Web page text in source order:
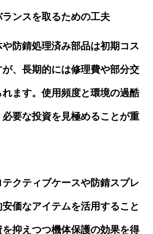
ランスを取るための工夫
防錆処理済み部品は初期コス
が、長期的には修理費や部分交
ます。使用頻度と環境の過酷
必要な投資を見極めることが重
クティブケースや防錆スプレ
価なアイテムを活用すること
抑えつつ機体保護の効果を得